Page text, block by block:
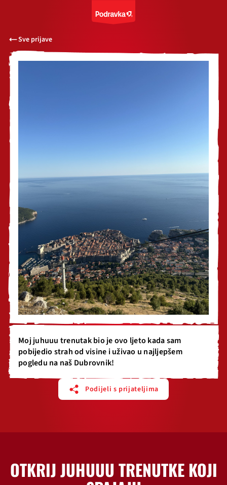
Sve prijave
Moj juhuuu trenutak bio je ovo ljeto kada sam
pobijedio strah od visine i uživao u najljepšem
pogledu na naš Dubrovnik!
Podijeli s prijateljima
OTKRIJ JUHUUU TRENUTKE KOJI